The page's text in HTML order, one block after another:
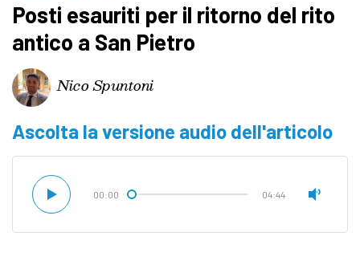
Posti esauriti per il ritorno del rito
antico a San Pietro
Nico Spuntoni
Ascolta la versione audio dell'articolo
00:00 04:44